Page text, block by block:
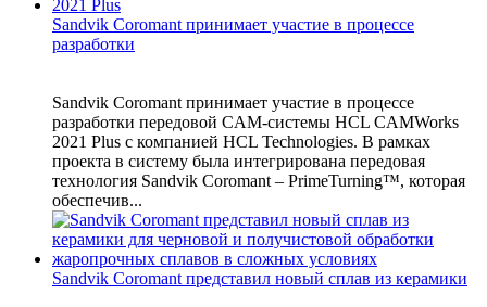
Sandvik Coromant принимает участие в процессе
разработки
Sandvik Coromant принимает участие в процессе
разработки передовой CAM-системы HCL CAMWorks
2021 Plus с компанией HCL Technologies. В рамках
проекта в систему была интегрирована передовая
технология Sandvik Coromant – PrimeTurning™, которая
обеспечив...
Sandvik Coromant представил новый сплав из керамики